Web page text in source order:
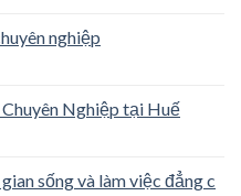
nghiệp
Nghiệp tại Huế
sống và làm việc đẳng c